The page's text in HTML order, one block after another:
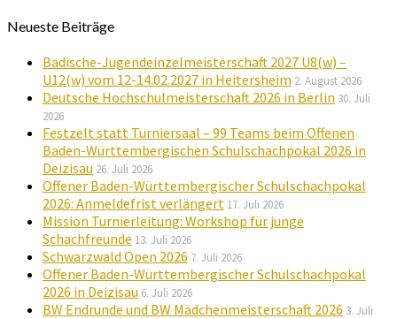
Neueste Beiträge
Badische-Jugendeinzelmeisterschaft 2027 U8(w) –
U12(w) vom 12-14.02.2027 in Heitersheim 2. August 2026
Deutsche Hochschulmeisterschaft 2026 in Berlin 30. Juli
2026
Festzelt statt Turniersaal – 99 Teams beim Offenen
Baden-Württembergischen Schulschachpokal 2026 in
Deizisau 26. Juli 2026
Offener Baden-Württembergischer Schulschachpokal
2026: Anmeldefrist verlängert 17. Juli 2026
Mission Turnierleitung: Workshop für junge
Schachfreunde 13. Juli 2026
Schwarzwald Open 2026 7. Juli 2026
Offener Baden-Württembergischer Schulschachpokal
2026 in Deizisau 6. Juli 2026
BW Endrunde und BW Mädchenmeisterschaft 2026 3. Juli